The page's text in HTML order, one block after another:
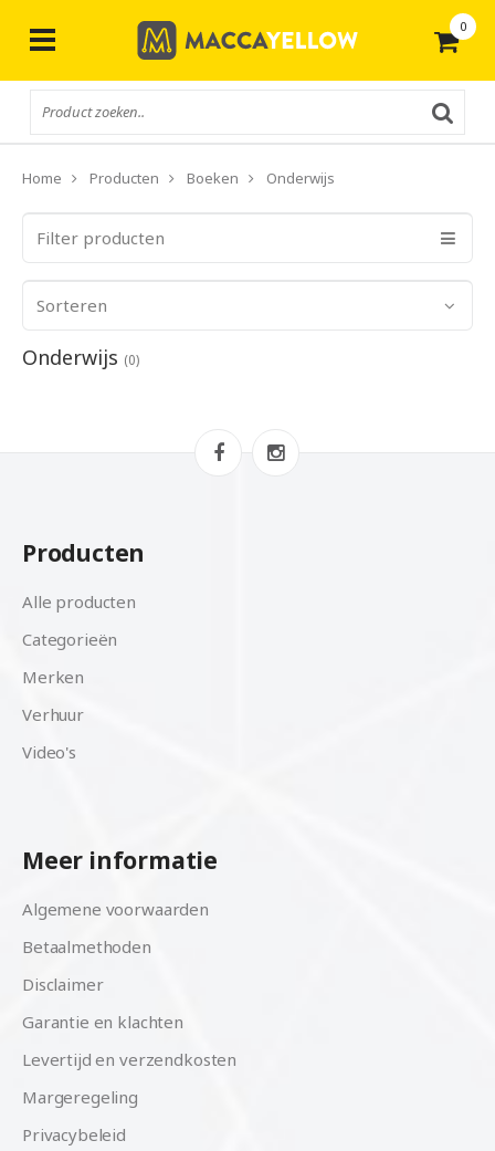
0
Home Producten Boeken Onderwijs
Filter producten
Sorteren
Onderwijs (0)
Producten
Alle producten
Categorieën
Merken
Verhuur
Video's
Meer informatie
Algemene voorwaarden
Betaalmethoden
Disclaimer
Garantie en klachten
Levertijd en verzendkosten
Margeregeling
Privacybeleid